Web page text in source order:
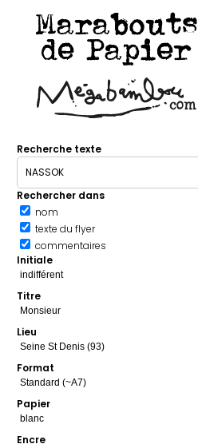
Marabouts
de Papier
Recherche texte
Rechercher dans
nom
texte du flyer
commentaires
Initiale
Titre
Lieu
Format
Papier
Encre